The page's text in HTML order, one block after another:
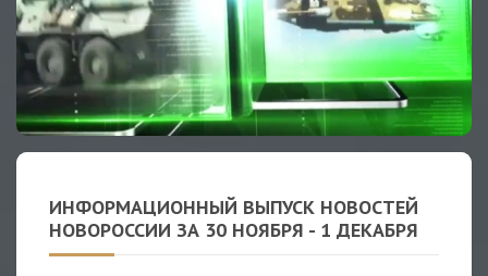
ИНФОРМАЦИОННЫЙ ВЫПУСК НОВОСТЕЙ
НОВОРОССИИ ЗА 30 НОЯБРЯ - 1 ДЕКАБРЯ